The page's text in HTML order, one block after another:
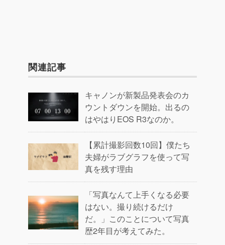
関連記事
キャノンが新製品発表会のカ
ウントダウンを開始。出るの
はやはりEOS R3なのか。
【累計撮影回数10回】僕たち
夫婦がラブグラフを使って写
真を残す理由
「写真なんて上手くなる必要
はない。撮り続けるだけ
だ。」このことについて写真
歴2年目が考えてみた。